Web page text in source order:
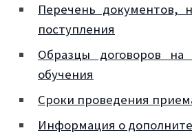
Перечень документов,
поступления
Образцы договоров
обучения
Сроки проведения
Информация о